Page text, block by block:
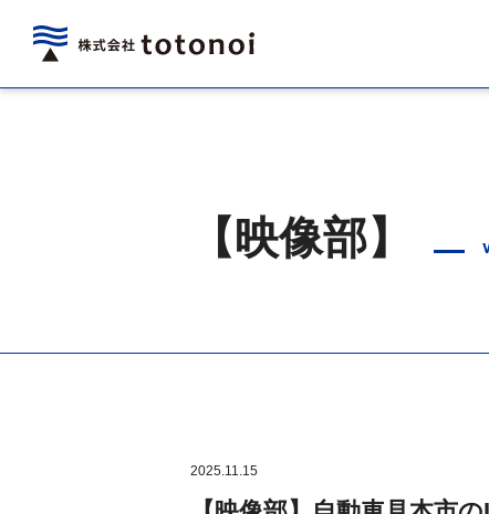
【映像部】
2025.11.15